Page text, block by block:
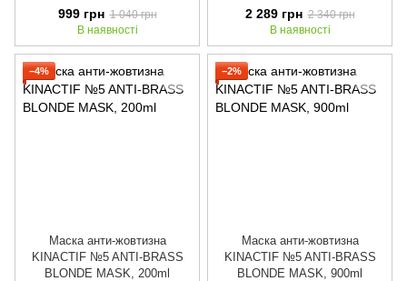
999 грн 1 040 грн
В наявності
2 289 грн 2 340 грн
В наявності
−4%
Маска анти-жовтизна
KINACTIF №5 ANTI-BRASS
BLONDE MASK, 200ml
−2%
Маска анти-жовтизна
KINACTIF №5 ANTI-BRASS
BLONDE MASK, 900ml